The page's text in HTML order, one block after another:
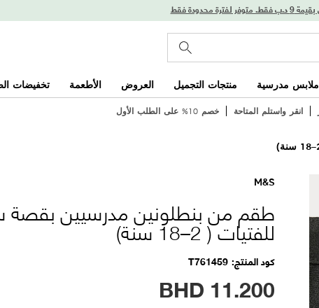
ملابس مدرسية منتجات التجميل العروض الأطعمة تخفيضات
انقر واستلم المتاحة خصم 10% على الطلب الأول
M&S
طقم من بنطلونين مدرسيين
للفتيات ( 2–18 سنة)
كود المنتج T761459
BHD11.200